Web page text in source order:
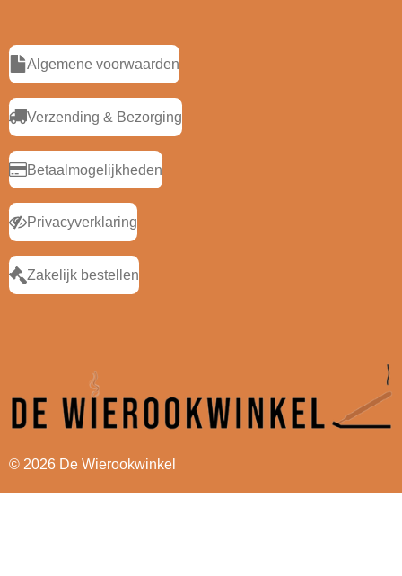
Algemene voorwaarden
Verzending & Bezorging
Betaalmogelijkheden
Privacyverklaring
Zakelijk bestellen
© 2026 De Wierookwinkel